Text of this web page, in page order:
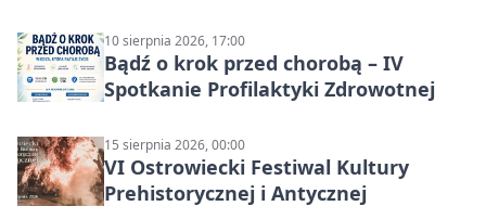
10 sierpnia 2026, 17:00
Bądź o krok przed chorobą – IV
Spotkanie Profilaktyki Zdrowotnej
15 sierpnia 2026, 00:00
VI Ostrowiecki Festiwal Kultury
Prehistorycznej i Antycznej